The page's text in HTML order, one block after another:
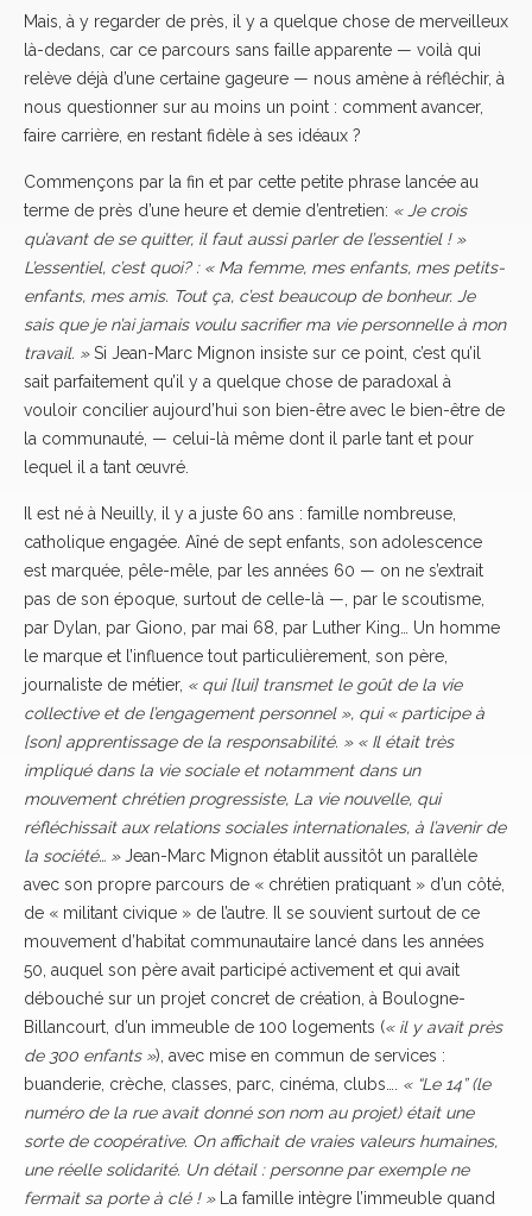
Mais, à y regarder de près, il y a quelque chose de merveilleux
là-dedans, car ce parcours sans faille apparente — voilà qui
relève déjà d’une certaine gageure — nous amène à réfléchir, à
nous questionner sur au moins un point : comment avancer,
faire carrière, en restant fidèle à ses idéaux ?
Commençons par la fin et par cette petite phrase lancée au
terme de près d’une heure et demie d’entretien: « Je crois
qu’avant de se quitter, il faut aussi parler de l’essentiel ! »
L’essentiel, c’est quoi? : « Ma femme, mes enfants, mes petits-
enfants, mes amis. Tout ça, c’est beaucoup de bonheur. Je
sais que je n’ai jamais voulu sacrifier ma vie personnelle à mon
travail. »Si Jean-Marc Mignon insiste sur ce point, c’est qu’il
sait parfaitement qu’il y a quelque chose de paradoxal à
vouloir concilier aujourd’hui son bien-être avec le bien-être de
la communauté, — celui-là même dont il parle tant et pour
lequel il a tant œuvré.
Il est né à Neuilly, il y a juste 60 ans : famille nombreuse,
catholique engagée. Aîné de sept enfants, son adolescence
est marquée, pêle-mêle, par les années 60 — on ne s’extrait
pas de son époque, surtout de celle-là —, par le scoutisme,
par Dylan, par Giono, par mai 68, par Luther King… Un homme
le marque et l’influence tout particulièrement, son père,
journaliste de métier, « qui [lui] transmet le goût de la vie
collective et de l’engagement personnel », qui « participe à
[son] apprentissage de la responsabilité. » « Il était très
impliqué dans la vie sociale et notamment dans un
mouvement chrétien progressiste, La vie nouvelle, qui
réfléchissait aux relations sociales internationales, à l’avenir de
la société… »Jean-Marc Mignon établit aussitôt un parallèle
avec son propre parcours de « chrétien pratiquant » d’un côté,
de « militant civique » de l’autre. Il se souvient surtout de ce
mouvement d’habitat communautaire lancé dans les années
50, auquel son père avait participé activement et qui avait
débouché sur un projet concret de création, à Boulogne-
Billancourt, d’un immeuble de 100 logements (« il y avait près
de 300 enfants »), avec mise en commun de services :
buanderie, crèche, classes, parc, cinéma, clubs…. « “Le 14” (le
numéro de la rue avait donné son nom au projet) était une
sorte de coopérative. On affichait de vraies valeurs humaines,
une réelle solidarité. Un détail : personne par exemple ne
fermait sa porte à clé ! »La famille intègre l’immeuble quand